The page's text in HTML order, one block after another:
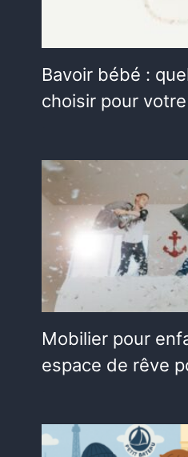
Bavoir bébé :
choisir pour
Mobilier pour
espace de rêve